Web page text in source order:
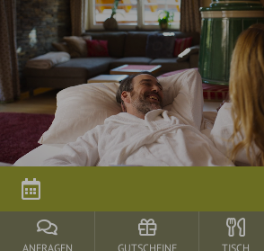
ANFRAGEN GUTSCHEINE TISCH
Restplatzbörse
Arrangements
parkSPA
Genuss
&
Feiern